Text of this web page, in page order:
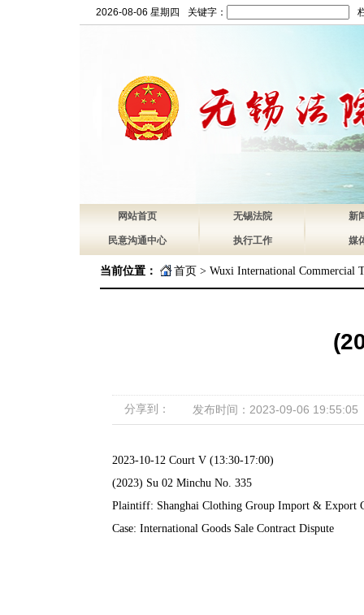
2026-08-06 星期四 关键字：
网站首页 无锡法院 新
民意沟通中心 执行工作 媒
当前位置： 首页 > Wuxi International Commercial
分享到： 发布时间：2023-09-06 19:55:05
2023-10-12 Court V (13:30-17:00)
(2023) Su 02 Minchu No. 335
Plaintiff: Shanghai Clothing Group Import & Export
Case: International Goods Sale Contract Dispute